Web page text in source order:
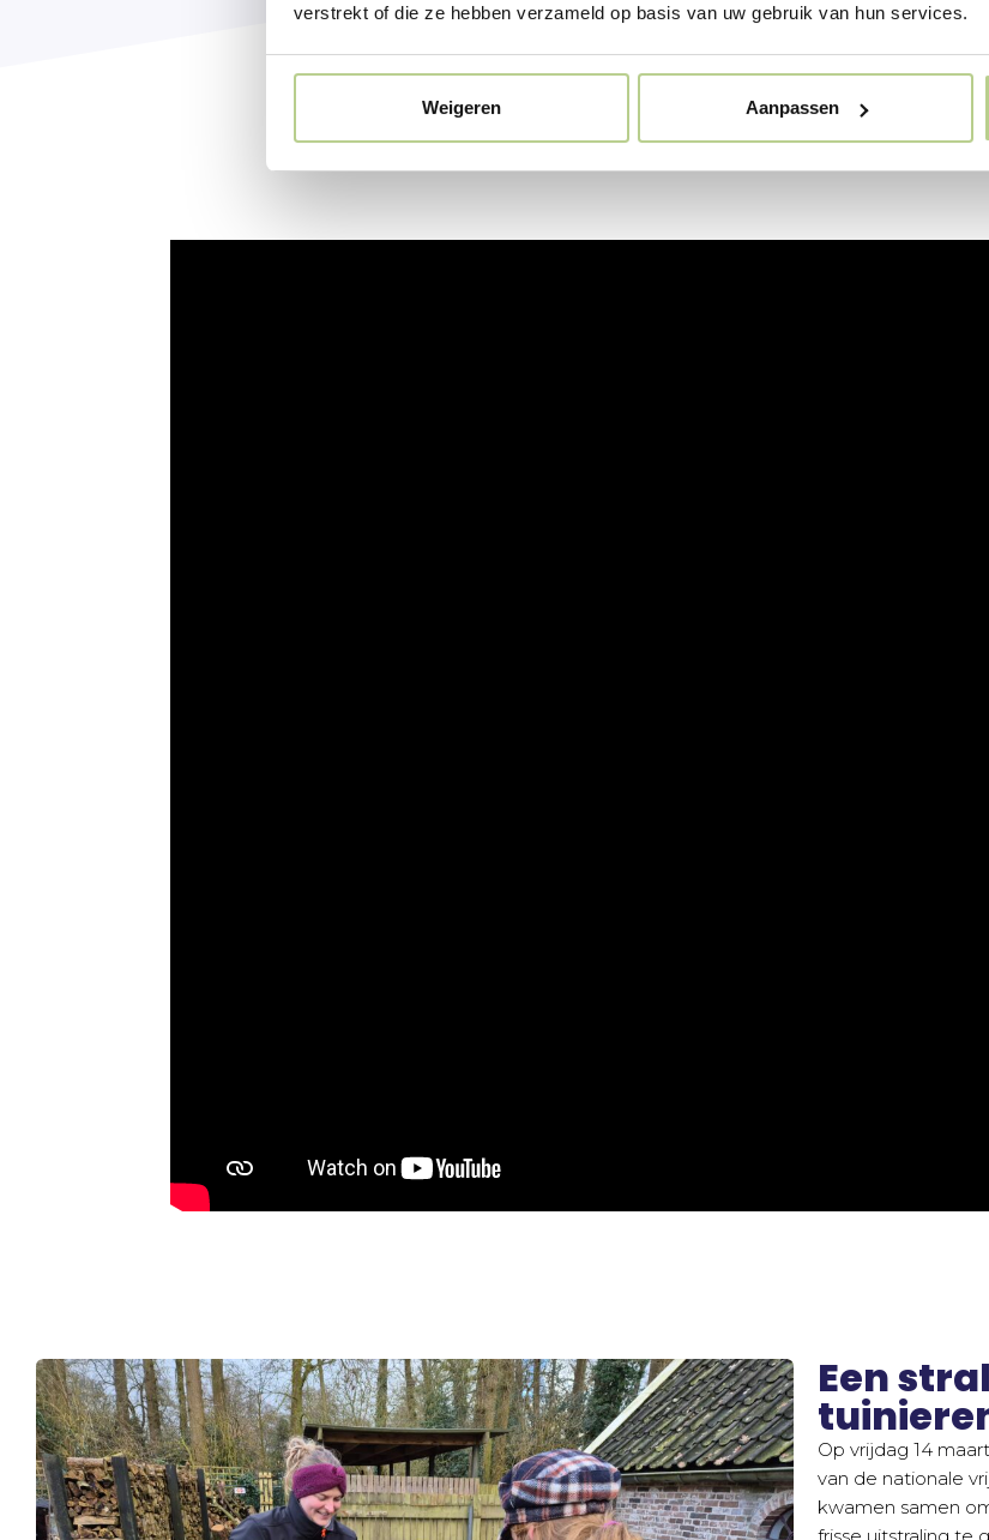
verstrekt of die ze hebben verzameld op basis van uw gebruik van hun services.
Weigeren Aanpassen
Een
Op vrijdag 14
van de nationale
kwamen samen